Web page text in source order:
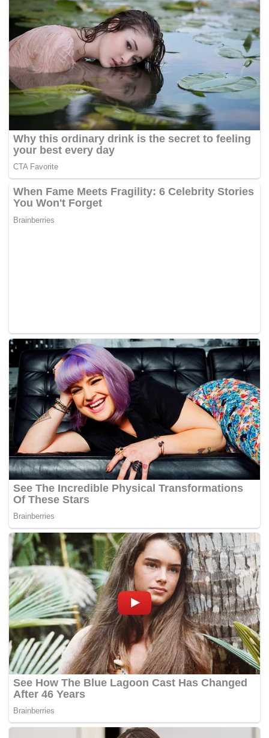
Tangkapan enam individu membabitkan tiga lelaki dan tiga
perempuan itu menemui 6,000 biji pil kuda.
-Harian Metro
Tags: positif dadah rakyat Malaysia